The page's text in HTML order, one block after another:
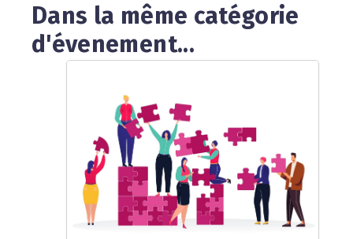
Dans la même catégorie
d'évenement...